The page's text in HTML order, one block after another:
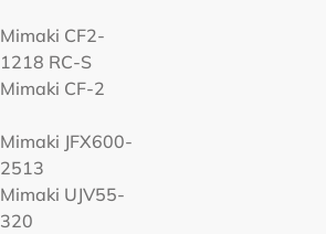
Mimaki CF2-
1218 RC-S
Mimaki CF-2
Mimaki JFX600-
2513
Mimaki UJV55-
320